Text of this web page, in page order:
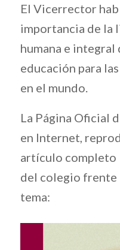
El Vicerrector
importancia de la
humana e
educación para
en el mundo.
La Página Oficial
en Internet,
artículo completo
del colegio frente
tema: